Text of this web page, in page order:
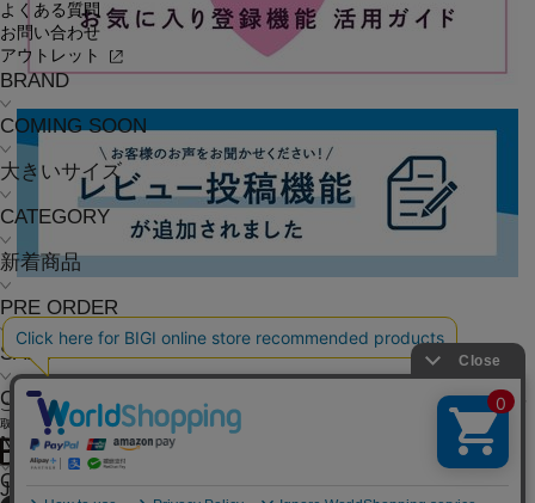
よくある質問
お問い合わせ
アウトレット
BRAND
COMING SOON
大きいサイズ
CATEGORY
新着商品
PRE ORDER
SALE
COORDINATE
NEWS
JOURNAL
ご利用ガイド よくある質問 お問い合わせ 会社概要 個人情報保護方針
特定商
取引法に基づく表記
OFFICIAL SNS